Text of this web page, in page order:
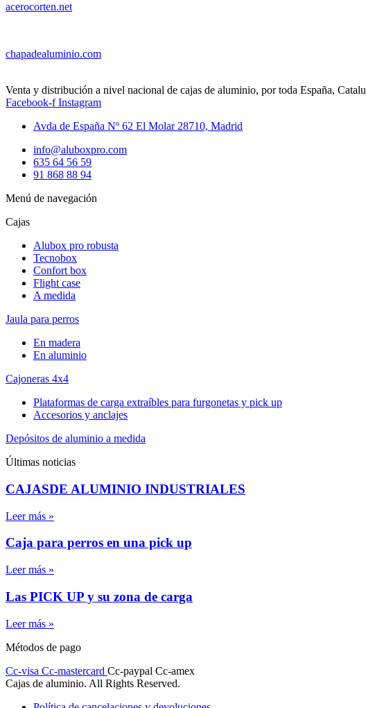
acerocorten.net
chapadealuminio.com
Venta y distribución a nivel nacional de cajas de aluminio, por toda España,
Facebook-f Instagram
Avda de España Nº 62 El Molar 28710, Madrid
info@aluboxpro.com
635 64 56 59
91 868 88 94
Menú de navegación
Cajas
Alubox pro robusta
Tecnobox
Confort box
Flight case
A medida
Jaula para perros
En madera
En aluminio
Cajoneras 4x4
Plataformas de carga extraíbles para furgonetas y pick up
Accesorios y anclajes
Depósitos de aluminio a medida
Últimas noticias
CAJASDE ALUMINIO INDUSTRIALES
Leer más »
Caja para perros en una pick up
Leer más »
Las PICK UP y su zona de carga
Leer más »
Métodos de pago
Cc-visa Cc-mastercard Cc-paypal Cc-amex
Cajas de aluminio. All Rights Reserved.